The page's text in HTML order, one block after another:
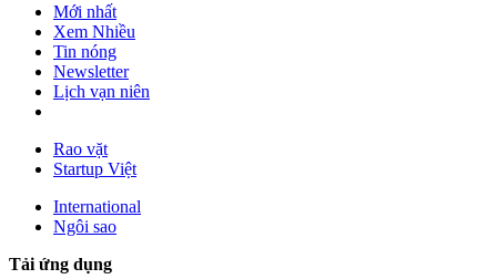
Mới nhất
Xem Nhiều
Tin nóng
Newsletter
Lịch vạn niên
Rao vặt
Startup Việt
International
Ngôi sao
Tải ứng dụng